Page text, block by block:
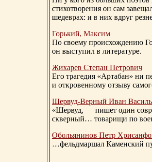
стихотворения он сам
шедеврах: и в них вдруг
Горький, Максим
По своему происхождению
он выступил в литературе.
Жихарев Степан Петрович
Его трагедия «Артабан» ни
и откровенному отзыву
Шервуд-Верный Иван
«Шервуд, — пишет один
скверный… товарищи по
Обольянинов Петр
…фельдмаршал Каменский